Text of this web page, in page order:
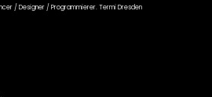
/ Designer / Programmierer.Termi Dresden